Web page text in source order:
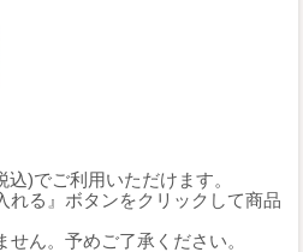
)でご利用いただけます。
れる』ボタンをクリックして商品
ん。予めご了承ください。